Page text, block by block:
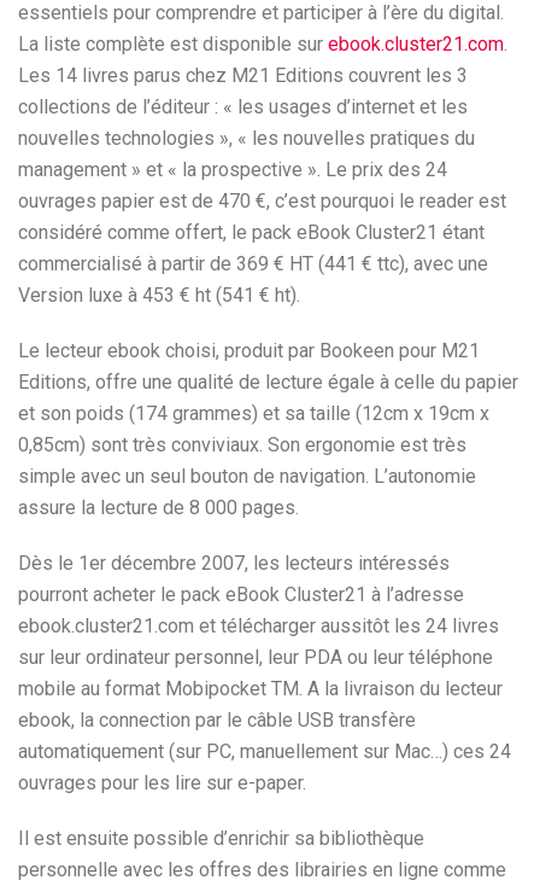
essentiels pour comprendre et participer à l’ère du digital.
La liste complète est disponible sur ebook.cluster21.com.
Les 14 livres parus chez M21 Editions couvrent les 3
collections de l’éditeur : « les usages d’internet et les
nouvelles technologies », « les nouvelles pratiques du
management » et « la prospective ». Le prix des 24
ouvrages papier est de 470 €, c’est pourquoi le reader est
considéré comme offert, le pack eBook Cluster21 étant
commercialisé à partir de 369 € HT (441 € ttc), avec une
Version luxe à 453 € ht (541 € ht).
Le lecteur ebook choisi, produit par Bookeen pour M21
Editions, offre une qualité de lecture égale à celle du papier
et son poids (174 grammes) et sa taille (12cm x 19cm x
0,85cm) sont très conviviaux. Son ergonomie est très
simple avec un seul bouton de navigation. L’autonomie
assure la lecture de 8 000 pages.
Dès le 1er décembre 2007, les lecteurs intéressés
pourront acheter le pack eBook Cluster21 à l’adresse
ebook.cluster21.com et télécharger aussitôt les 24 livres
sur leur ordinateur personnel, leur PDA ou leur téléphone
mobile au format Mobipocket TM. A la livraison du lecteur
ebook, la connection par le câble USB transfère
automatiquement (sur PC, manuellement sur Mac…) ces 24
ouvrages pour les lire sur e-paper.
Il est ensuite possible d’enrichir sa bibliothèque
personnelle avec les offres des librairies en ligne comme